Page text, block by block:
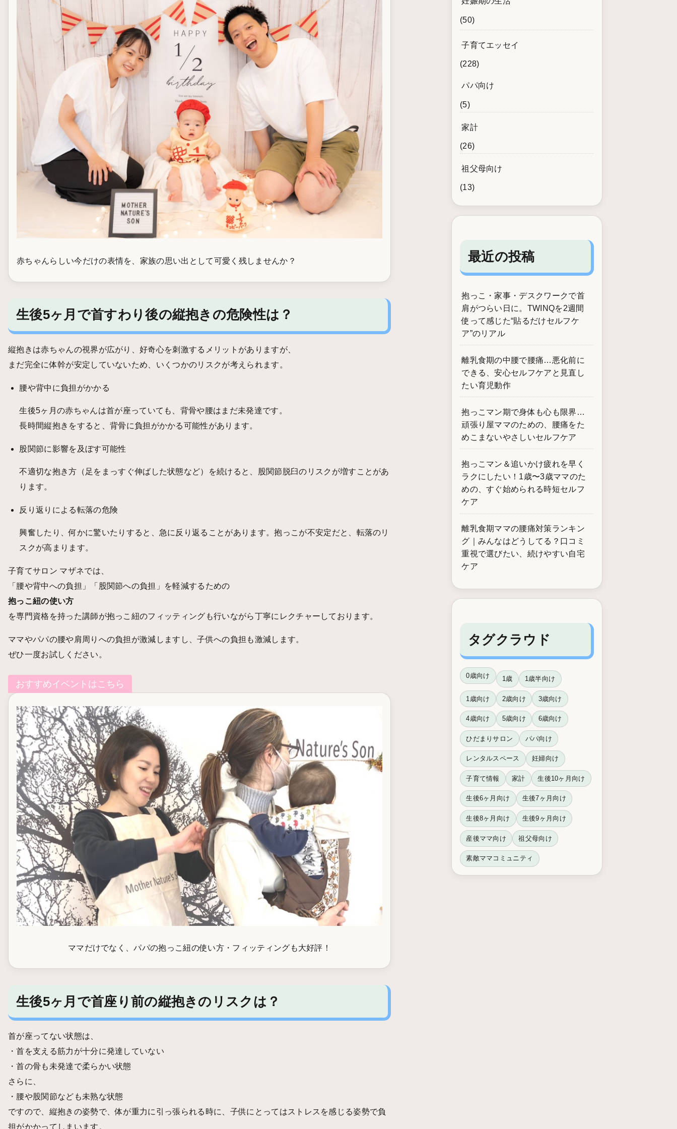
赤ちゃんらしい今だけの表情を、家族の思い出として可愛く残しませんか？
生後5ヶ月で首すわり後の縦抱きの危険性は？
縦抱きは赤ちゃんの視界が広がり、好奇心を刺激するメリットがありますが、
まだ完全に体幹が安定していないため、いくつかのリスクが考えられます。
腰や背中に負担がかかる
生後5ヶ月の赤ちゃんは首が座っていても、背骨や腰はまだ未発達です。
長時間縦抱きをすると、背骨に負担がかかる可能性があります。
股関節に影響を及ぼす可能性
不適切な抱き方（足をまっすぐ伸ばした状態など）を続けると、股関節脱臼のリスクが増すことがあ
ります。
反り返りによる転落の危険
興奮したり、何かに驚いたりすると、急に反り返ることがあります。抱っこが不安定だと、転落のリ
スクが高まります。
子育てサロン マザネでは、
「腰や背中への負担」「股関節への負担」を軽減するための
抱っこ紐の使い方
を専門資格を持った講師が抱っこ紐のフィッティングも行いながら丁寧にレクチャーしております。
ママやパパの腰や肩周りへの負担が激減しますし、子供への負担も激減します。
ぜひ一度お試しください。
おすすめイベントはこちら
ママだけでなく、パパの抱っこ紐の使い方・フィッティングも大好評！
生後5ヶ月で首座り前の縦抱きのリスクは？
首が座ってない状態は、
・首を支える筋力が十分に発達していない
・首の骨も未発達で柔らかい状態
さらに、
・腰や股関節なども未熟な状態
ですので、縦抱きの姿勢で、体が重力に引っ張られる時に、子供にとってはストレスを感じる姿勢で負
担がかかってしまいます。
(50)
子育てエッセイ
(228)
パパ向け
(5)
家計
(26)
祖父母向け
(13)
最近の投稿
抱っこ・家事・デスクワークで首
肩がつらい日に。TWINQを2週間
使って感じた“貼るだけセルフケ
ア”のリアル
離乳食期の中腰で腰痛…悪化前に
できる、安心セルフケアと見直し
たい育児動作
抱っこマン期で身体も心も限界…
頑張り屋ママのための、腰痛をた
めこまないやさしいセルフケア
抱っこマン＆追いかけ疲れを早く
ラクにしたい！1歳〜3歳ママのた
めの、すぐ始められる時短セルフ
ケア
離乳食期ママの腰痛対策ランキン
グ｜みんなはどうしてる？口コミ
重視で選びたい、続けやすい自宅
ケア
タグクラウド
0歳向け 1歳 1歳半向け
1歳向け 2歳向け 3歳向け
4歳向け 5歳向け 6歳向け
ひだまりサロン パパ向け
レンタルスペース 妊婦向け
子育て情報 家計 生後10ヶ月向け
生後6ヶ月向け 生後7ヶ月向け
生後8ヶ月向け 生後9ヶ月向け
産後ママ向け 祖父母向け
素敵ママコミュニティ